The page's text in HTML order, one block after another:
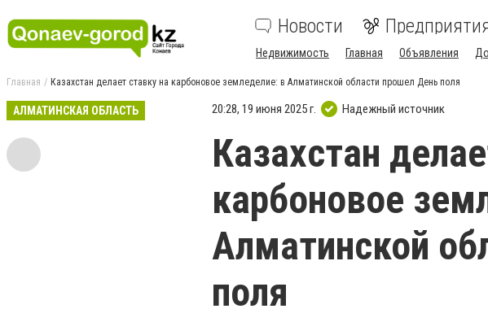
Новости
Недвижимость Главная Объявления
Главная Казахстан делает ставку на карбоновое земледелие: в Алматинской области прошел День поля
АЛМАТИНСКАЯ ОБЛАСТЬ 20:28, 19 июня 2025 г. Надежный источник
Казахстан
карбоновое
Алматинской
поля